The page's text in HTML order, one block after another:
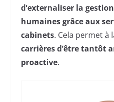
d’externaliser la
humaines grâce aux
cabinets. Cela permet à
carrières d’être tantôt
proactive.